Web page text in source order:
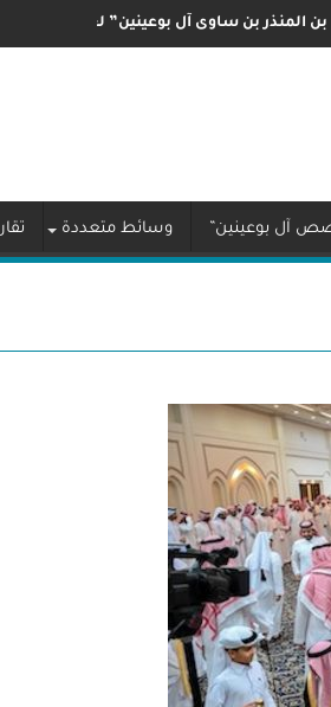
بن ساوى آل بوعينين” لعام ٢٠٢٤م
آل بوعينين” وسائط متعددة